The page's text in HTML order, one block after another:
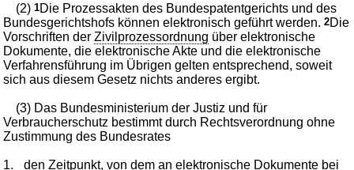
(2)1Die Prozessakten des Bundespatentgerichts und des
Bundesgerichtshofs können elektronisch geführt werden.2Die
Vorschriften derZivilprozessordnung über elektronische
Dokumente, die elektronische Akte und die elektronische
Verfahrensführung im Übrigen gelten entsprechend, soweit
sich aus diesem Gesetz nichts anderes ergibt.
(3) Das Bundesministerium der Justiz und für
Verbraucherschutz bestimmt durch Rechtsverordnung ohne
Zustimmung des Bundesrates
1.
den Zeitpunkt, von dem an elektronische Dokumente bei